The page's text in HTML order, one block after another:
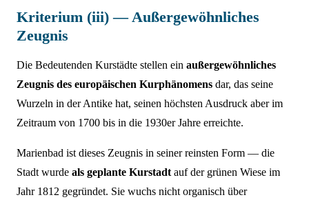
Kriterium (iii) — Außergewöhnliches
Zeugnis
Die Bedeutenden Kurstädte stellen ein außergewöhnliches
Zeugnis des europäischen Kurphänomens dar, das seine
Wurzeln in der Antike hat, seinen höchsten Ausdruck aber im
Zeitraum von 1700 bis in die 1930er Jahre erreichte.
Marienbad ist dieses Zeugnis in seiner reinsten Form — die
Stadt wurde als geplante Kurstadt auf der grünen Wiese im
Jahr 1812 gegründet. Sie wuchs nicht organisch über